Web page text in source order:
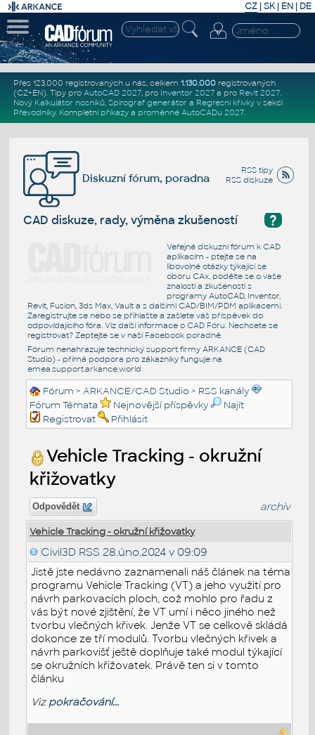
CZ | SK| EN | DE
Přes 123.000 registrovaných u nás, celkem 1.130.000registrovaných
(CZ+EN). Tipy pro AutoCAD 2027, pro Inventor 2027a pro Revit 2027.
Nový Kalkulátor nosníků, Spirograf generátor a Regresní křivkyv sekci
Převodníky. Kompletní příkazya proměnné AutoCADu 2027.
RSS tipy
RSS diskuze
Diskuzní fórum, poradna
?
CAD diskuze, rady, výměna zkušeností
Veřejné diskuzní fórum k CAD
aplikacím - ptejte se na
libovolné otázky týkající se
oboru CAx, podělte se o vaše
znalosti a zkušenosti s
programy AutoCAD, Inventor,
Revit, Fusion, 3ds Max, Vault a s dalšími CAD/BIM/PDM aplikacemi.
Zaregistrujte se nebo se přihlašte a zašlete váš příspěvek do
odpovídajícího fóra. Viz další informace o CAD Fóru. Nechcete se
registrovat? Zeptejte se v naší Facebook poradně.
Fórum nenahrazuje technický support firmy ARKANCE (CAD
Studio) - přímá podpora pro zákazníky funguje na
emea.support.arkance.world
Fórum >ARKANCE/CAD Studio > RSS kanály
Fórum Témata
Nejnovější příspěvky
Najít
Registrovat
Přihlásit
Vehicle Tracking - okružní
křižovatky
Odpovědět archiv
Vehicle Tracking - okružní křižovatky
Civil3D RSS 28.úno.2024 v 09:09
Jistě jste nedávno zaznamenali náš článek na téma
programu Vehicle Tracking (VT) a jeho využití pro
návrh parkovacích ploch, což mohlo pro řadu z
vás být nové zjištění, že VT umí i něco jiného než
tvorbu vlečných křivek. Jenže VT se celkově skládá
dokonce ze tří modulů. Tvorbu vlečných křivek a
návrh parkovišť ještě doplňuje také modul týkající
se okružních křižovatek. Právě ten si v tomto
článku
Viz pokračování...